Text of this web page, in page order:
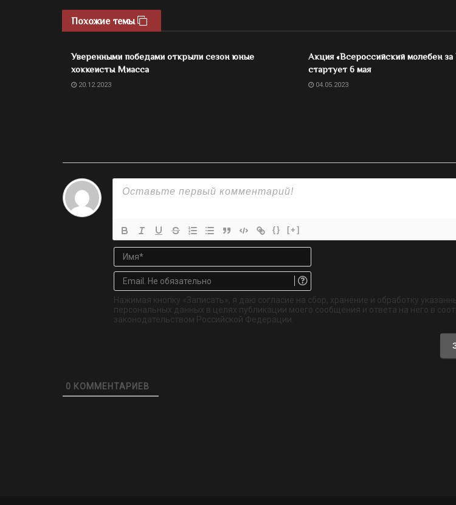
Похожие темы
Уверенными победами открыли сезон юные
хоккеисты Миасса
20.12.2023
Акция «Всероссийский молебен
стартует 6 мая
04.05.2023
{} [+]
Имя*
Email.
обязательно
Нажимая кнопку «Записать», я даю согласие на сбор, хранение и обработку
персональных данных в целях публикации моего сообщения и ответа на него в
законодательством Российской Федерации.
0 КОММЕНТАРИЕВ